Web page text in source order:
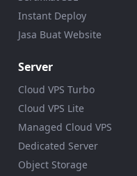
Instant Deploy
Jasa Buat Website
Server
Cloud VPS Turbo
Cloud VPS Lite
Managed Cloud VPS
Dedicated Server
Object Storage